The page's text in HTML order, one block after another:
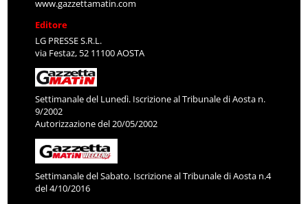
www.gazzettamatin.com
Editore
LG PRESSE S.R.L.
via Festaz, 52 11100 AOSTA
Settimanale del Lunedì. Iscrizione al Tribunale di Aosta n.
9/2002
Autorizzazione del 20/05/2002
Settimanale del Sabato. Iscrizione al Tribunale di Aosta n.4
del 4/10/2016